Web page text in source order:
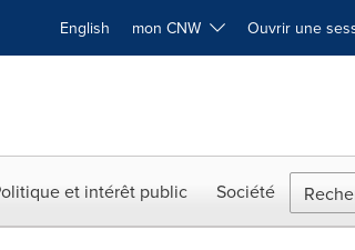
English mon CNW Ouvrir une
et intérêt public Société